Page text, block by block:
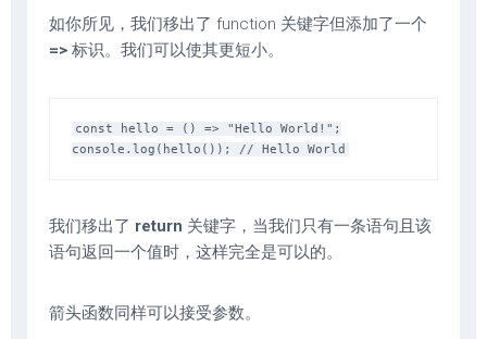
如你所见，我们移出了 function 关键字但添加了一个
=> 标识。我们可以使其更短小。
const hello = () => "Hello World!";
我们移出了 return 关键字，当我们只有一条语句且该
语句返回一个值时，这样完全是可以的。
箭头函数同样可以接受参数。